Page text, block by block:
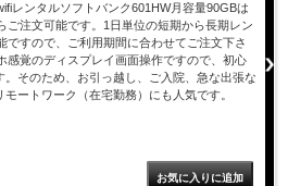
レンタルソフトバンク601HW月容量90GBは
ご注文可能です。1日単位の短期から長期レン
ですので、ご利用期間に合わせてご注文下さ
感覚のディスプレイ画面操作ですので、初心
そのため、お引っ越し、ご入院、急な出張な
ートワーク（在宅勤務）にも人気です。